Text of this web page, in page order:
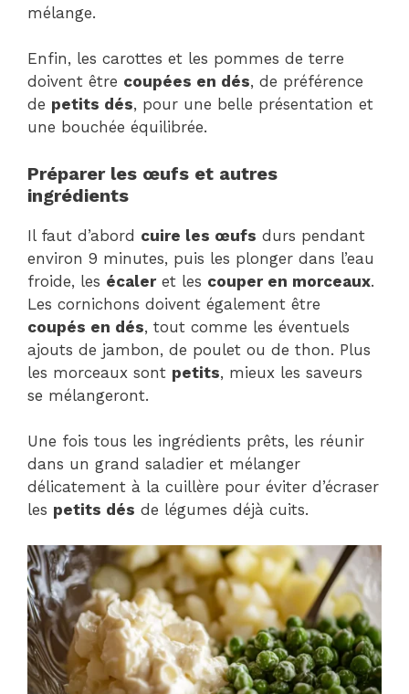
mélange.
Enfin, les carottes et les pommes de terre
doivent être coupées en dés, de préférence
de petits dés, pour une belle présentation et
une bouchée équilibrée.
Préparer les œufs et autres
ingrédients
Il faut d’abord cuire les œufs durs pendant
environ 9 minutes, puis les plonger dans l’eau
froide, les écaleret les couper en morceaux.
Les cornichons doivent également être
coupés en dés, tout comme les éventuels
ajouts de jambon, de poulet ou de thon. Plus
les morceaux sont petits, mieux les saveurs
se mélangeront.
Une fois tous les ingrédients prêts, les réunir
dans un grand saladier et mélanger
délicatement à la cuillère pour éviter d’écraser
les petits dés de légumes déjà cuits.